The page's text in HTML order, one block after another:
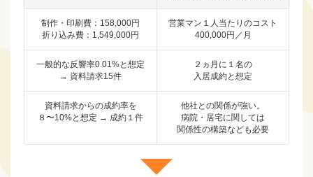
制作・印刷費：158,000円
折り込み費：1,549,000円
営業マン１人当たりのコスト
400,000円／月
一般的な反響率0.01%と想定
→ 資料請求15件
２ヵ月に１名の
入居成約と想定
資料請求からの成約率を
８〜10%と想定 → 成約１件
他社との関係が強い。
病院・居宅に関しては
関係性の構築なども必要